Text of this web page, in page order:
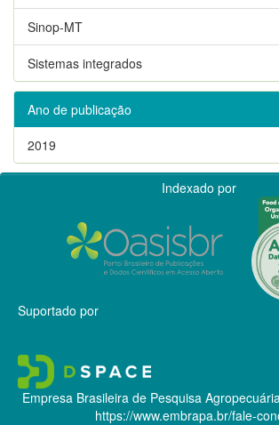
Sinop-MT
Sistemas integrados
Ano de publicação
2019
Indexado por
Suportado por
Empresa Brasileira de Pesquisa
https://www.embrapa.br/fale-